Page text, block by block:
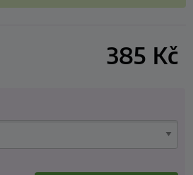
385 Kč